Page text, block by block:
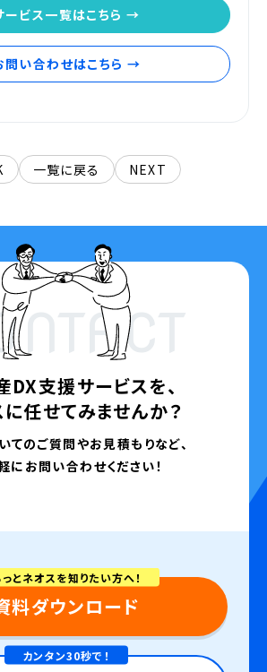
ービス一覧はこちら →
問い合わせはこちら →
一覧に戻る NEXT
DX支援サービスを、
任せてみませんか？
てのご質問やお見積もりなど、
にお問い合わせください！
っとネオスを知りたい方へ！
料ダウンロード
カンタン30秒で！